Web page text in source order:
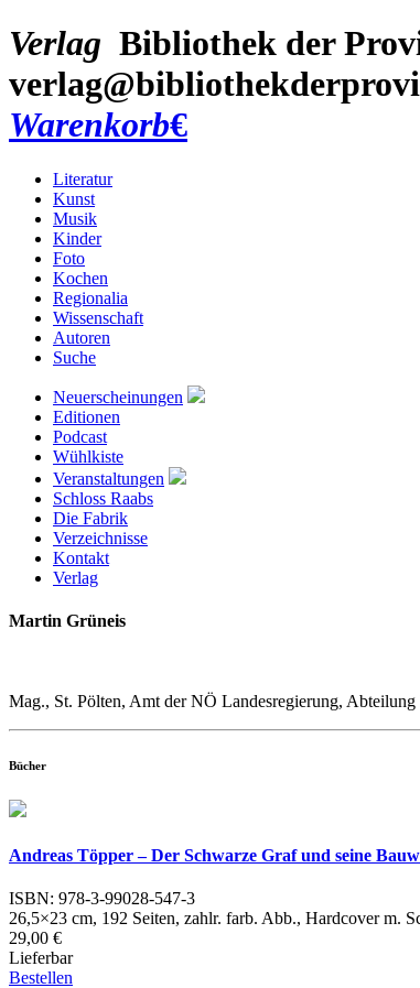
Verlag Bibliothek der
Warenkorb€
Literatur
Kunst
Musik
Kinder
Foto
Kochen
Regionalia
Wissenschaft
Autoren
Suche
Neuerscheinungen
Editionen
Podcast
Wühlkiste
Veranstaltungen
Schloss Raabs
Die Fabrik
Verzeichnisse
Kontakt
Verlag
Martin Grüneis
Mag., St. Pölten, Amt der NÖ Landes­regierung,
Bücher
Andreas Töpper – Der Schwarze Graf und seine
ISBN: 978-3-99028-547-3
26,5×23 cm, 192 Seiten, zahlr. farb. Abb., Hardcover m.
29,00 €
Lieferbar
Bestellen